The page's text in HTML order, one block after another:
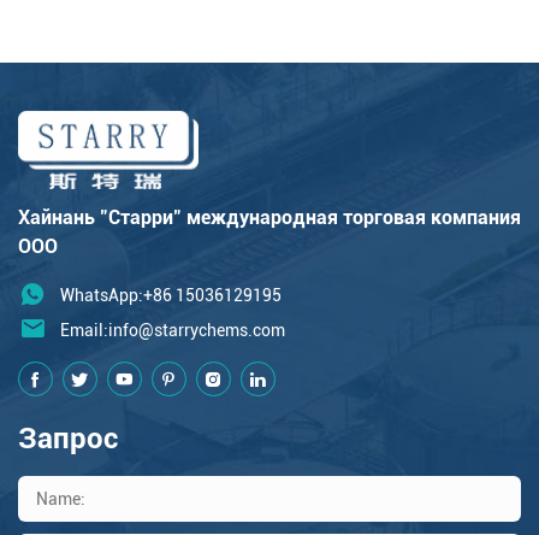
Хайнань "Старри" международная торговая компания
ООО
WhatsApp:+86 15036129195
Email:info@starrychems.com
Запрос